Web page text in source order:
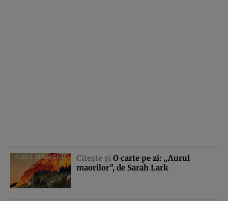
Citeşte şi O carte pe zi: „Aurul
maorilor”, de Sarah Lark